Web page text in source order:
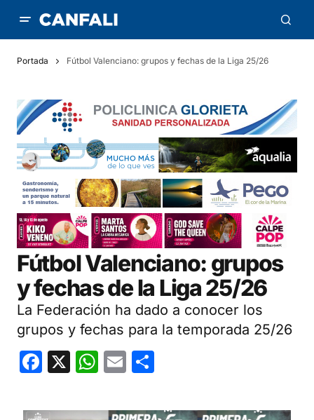
Portada Fútbol Valenciano: grupos y fechas de la Liga 25/26
Fútbol Valenciano: grupos
y fechas de la Liga 25/26
La Federación ha dado a conocer los
grupos y fechas para la temporada 25/26
Facebook
X WhatsApp
Email